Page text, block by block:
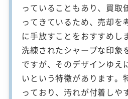
っていることもあり、買取
ってきているため、売却を
に手放すことをおすすめし
洗練されたシャープな印象
ですが、そのデザインゆえ
いという特徴があります。
っており、汚れが付着しや